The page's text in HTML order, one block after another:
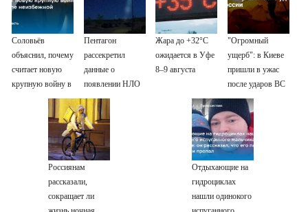
Соловьёв
объяснил, почему
считает новую
крупную войну в
неизбежной
Пентагон
рассекретил
данные о
появлении НЛО
на Ближнем
Востоке
Жара до +32°C
ожидается в Уфе
8–9 августа
"Огромный
ущерб": в Киеве
пришли в ужас
после ударов ВС
России
Россиянам
рассказали,
сокращает ли
Отдыхающие на
гидроциклах
нашли одинокого